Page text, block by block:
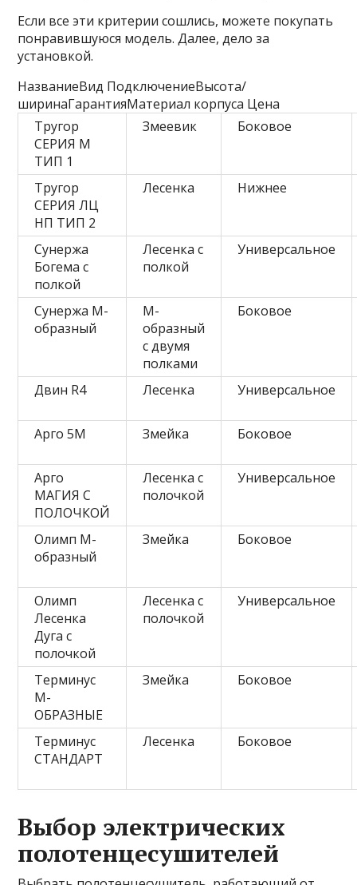
Если все эти критерии сошлись, можете покупать
понравившуюся модель. Далее, дело за
установкой.
НазваниеВид ПодключениеВысота/
ширинаГарантияМатериал корпуса Цена
Тругор
СЕРИЯ М
ТИП 1
Змеевик Боковое
Тругор
СЕРИЯ ЛЦ
НП ТИП 2
Лесенка Нижнее
Сунержа
Богема с
полкой
Лесенка с
полкой
Универсальное
Сунержа М-
образный
М-
образный
с двумя
полками
Боковое
Двин R4 Лесенка Универсальное
Арго 5М Змейка Боковое
Арго
МАГИЯ С
ПОЛОЧКОЙ
Лесенка с
полочкой
Универсальное
Олимп М-
образный
Змейка Боковое
Олимп
Лесенка
Дуга с
полочкой
Лесенка с
полочкой
Универсальное
Терминус
М-
ОБРАЗНЫЕ
Змейка Боковое
Терминус
СТАНДАРТ
Лесенка Боковое
Выбор электрических
полотенцесушителей